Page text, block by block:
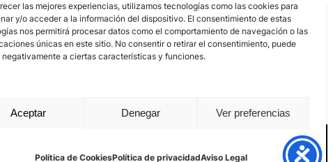
las mejores experiencias, utilizamos tecnologías como las cookies para
y/o acceder a la información del dispositivo. El consentimiento de estas
nos permitirá procesar datos como el comportamiento de navegación o las
únicas en este sitio. No consentir o retirar el consentimiento, puede
a ciertas características y funciones.
Aceptar Denegar Ver preferencias
Política de CookiesPolítica de privacidadAviso Legal
Política de Cookies